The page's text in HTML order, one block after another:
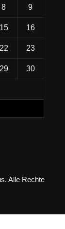
8 9
15 16
22 23
29 30
Alle Rechte